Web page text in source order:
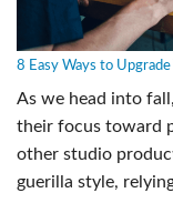
8 Easy Ways to
As we head into
their focus toward
other studio
guerilla style,